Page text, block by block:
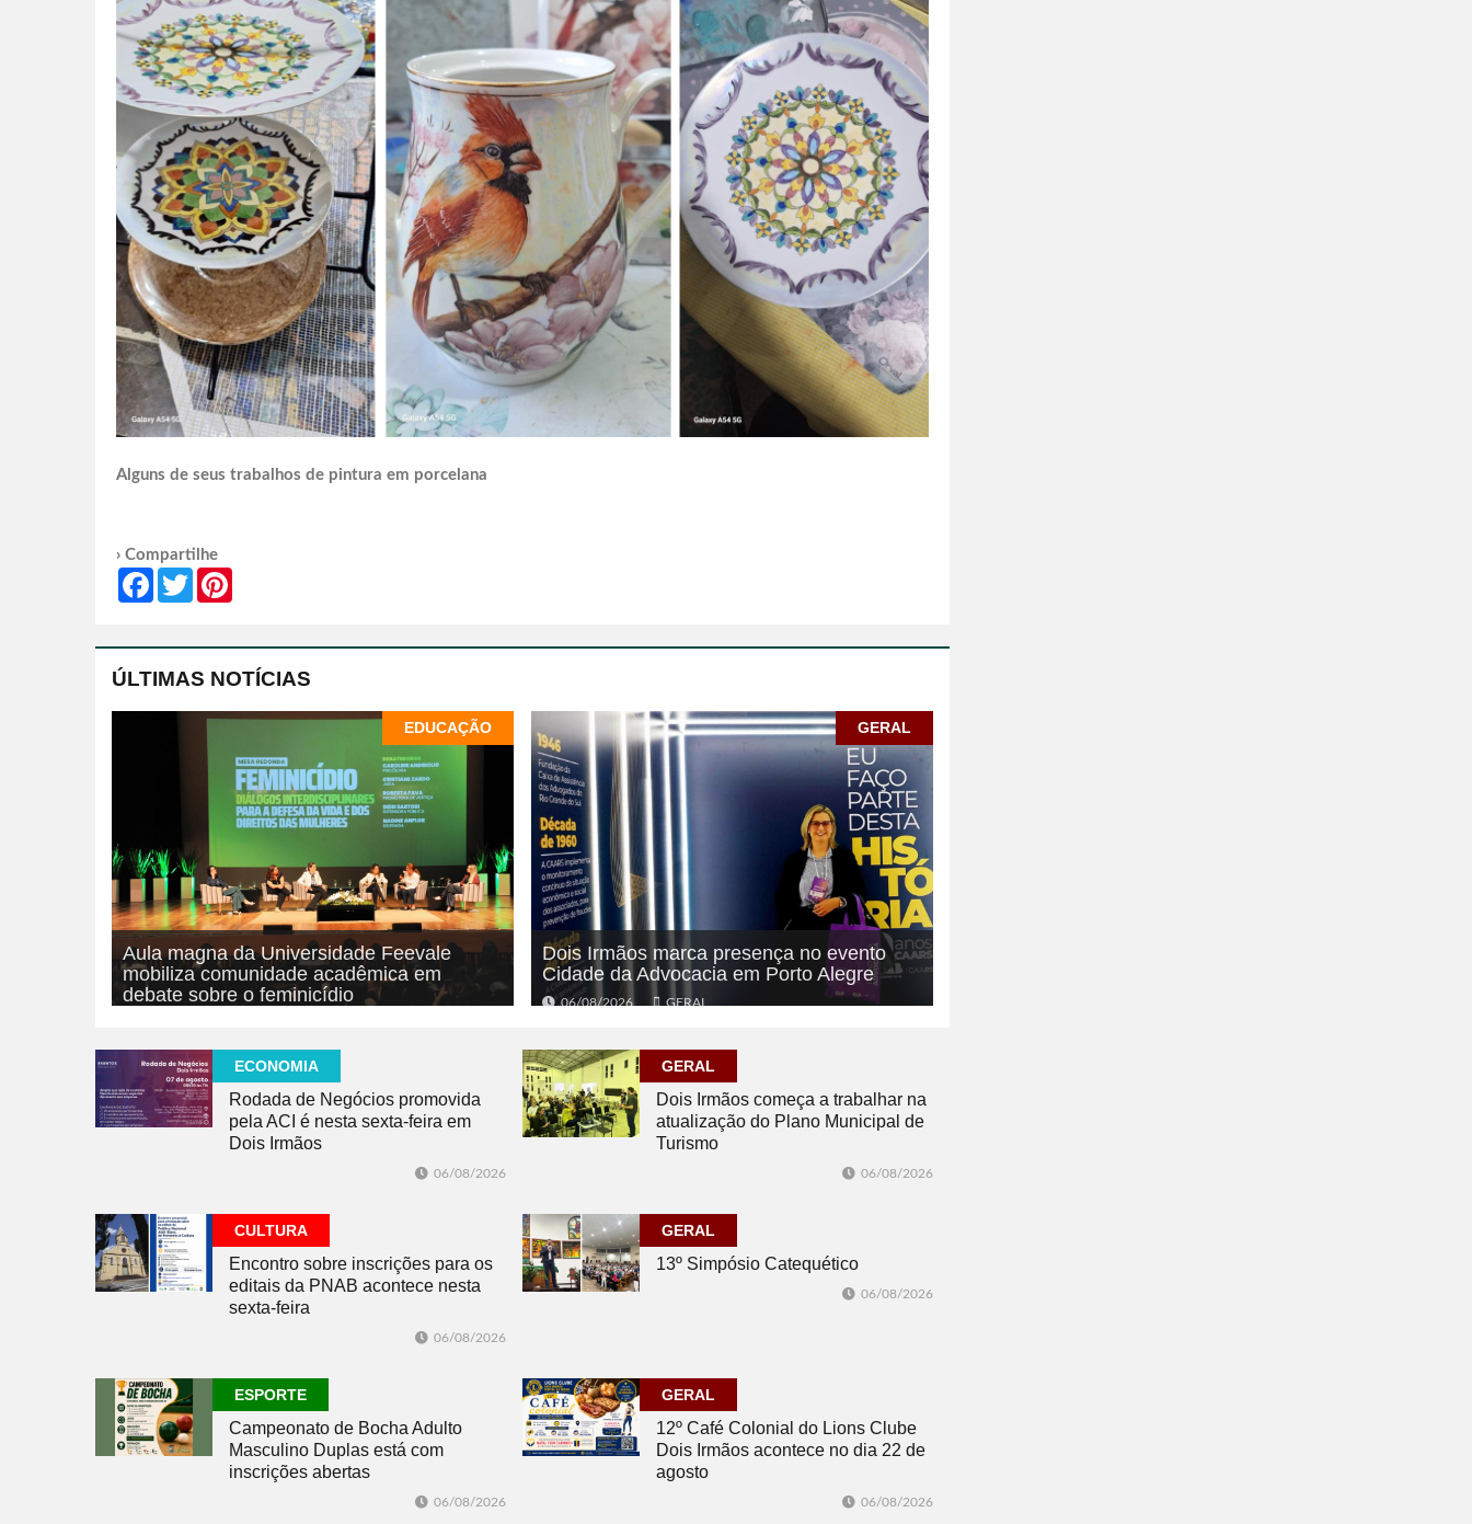
Alguns de seus trabalhos de pintura em porcelana
› Compartilhe
FacebookTwitter
ÚLTIMAS NOTÍCIAS
EDUCAÇÃO
Aula magna da Universidade Feevale
mobiliza comunidade acadêmica em
debate sobre o feminicídio
GERAL
Dois Irmãos marca presença no evento
Cidade da Advocacia em Porto Alegre
06/08/2026 GERAL
ECONOMIA
Rodada de Negócios promovida
pela ACI é nesta sexta-feira em
Dois Irmãos
06/08/2026
GERAL
Dois Irmãos começa a trabalhar na
atualização do Plano Municipal de
Turismo
06/08/2026
CULTURA
Encontro sobre inscrições para os
editais da PNAB acontece nesta
sexta-feira
06/08/2026
GERAL
13º Simpósio Catequético
06/08/2026
ESPORTE
Campeonato de Bocha Adulto
Masculino Duplas está com
inscrições abertas
06/08/2026
GERAL
12º Café Colonial do Lions Clube
Dois Irmãos acontece no dia 22 de
agosto
06/08/2026